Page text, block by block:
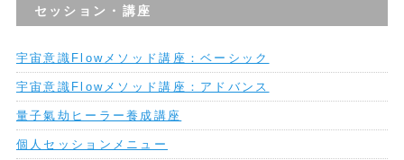
セッション・講座
宇宙意識Flowメソッド講座：ベーシック
宇宙意識Flowメソッド講座：アドバンス
量子氣劫ヒーラー養成講座
個人セッションメニュー